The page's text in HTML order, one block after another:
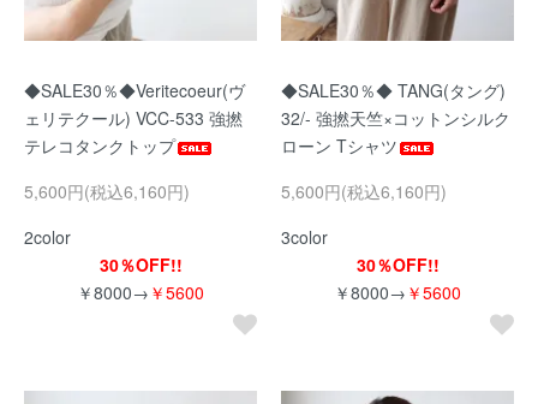
◆SALE30％◆Veritecoeur(ヴ
ェリテクール) VCC-533 強撚
テレコタンクトップ
5,600円(税込6,160円)
2color
30％OFF!!
￥8000→ ￥5600
◆SALE30％◆ TANG(タング)
32/- 強撚天竺×コットンシルク
ローン Tシャツ
5,600円(税込6,160円)
3color
30％OFF!!
￥8000→ ￥5600